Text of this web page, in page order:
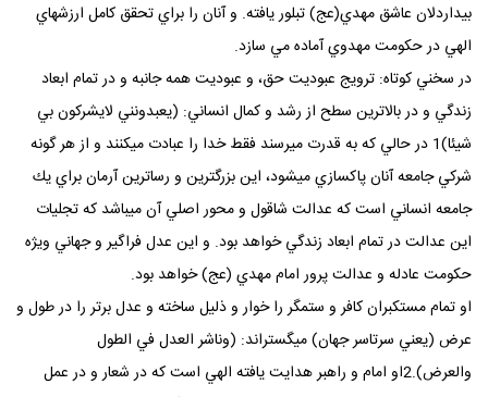
بيداردلان عاشق مهدي(عج) تبلور يافته. و آنان را براي تحقق كامل ارزشهاي
الهي در حكومت مهدوي آماده مي سازد.
در سخني كوتاه: ترويج عبوديت حق، و عبوديت همه جانبه و در تمام ابعاد
زندگي و در بالاترين سطح از رشد و كمال انساني: (يعبدونني لايشركون بي
شيئا)1 در حالي كه به قدرت ميرسند فقط خدا را عبادت ميكنند و از هر گونه
شركي جامعه آنان پاكسازي ميشود، اين بزرگترين و رساترين آرمان براي يك
جامعه انساني است كه عدالت شاقول و محور اصلي آن ميباشد كه تجليات
اين عدالت در تمام ابعاد زندگي خواهد بود. و اين عدل فراگير و جهاني ويژه
حكومت عادله و عدالت پرور امام مهدي (عج) خواهد بود.
او تمام مستكبران كافر و ستمگر را خوار و ذليل ساخته و عدل برتر را در طول و
عرض (يعني سرتاسر جهان) ميگستراند: (وناشر العدل في الطول
والعرض).2او امام و راهبر هدايت يافته الهي است كه در شعار و در عمل